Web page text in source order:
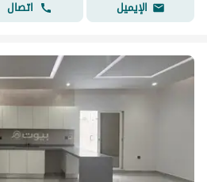
الإيميل
اتصال